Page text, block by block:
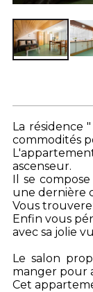
La résidence
commodités
ascenseur.
Il se
une dernière
Vous
Enfin vous
avec sa jolie
Le salon
manger pour
Cet